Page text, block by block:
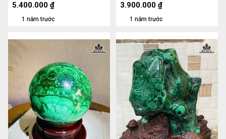
1 năm trước
5.400.000 ₫
1 năm trước
3.900.000 ₫